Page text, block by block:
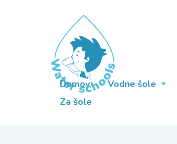
Domov Vodne šole
Za šole